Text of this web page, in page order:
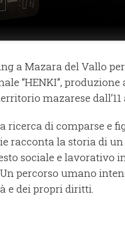
a Mazara del Vallo
“HENKI”,
mazarese dall’11
ricerca di comparse e
racconta la storia di
sociale e
percorso umano
e dei propri diritti.